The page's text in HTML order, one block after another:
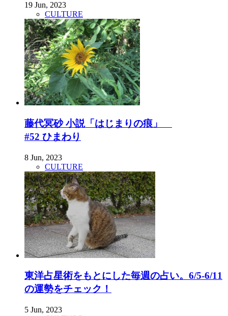
19 Jun, 2023
CULTURE
藤代冥砂 小説「はじまりの痕」
#52 ひまわり
8 Jun, 2023
CULTURE
東洋占星術をもとにした毎週の占い。6/5-6/11
の運勢をチェック！
5 Jun, 2023